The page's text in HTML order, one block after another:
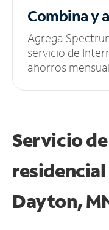
Combina y
Agrega
servicio de
ahorros
Servicio
residencial
Dayton,